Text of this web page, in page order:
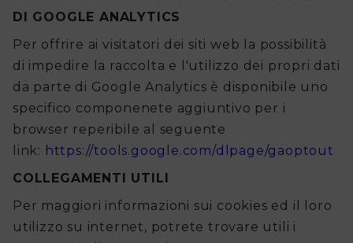
DI GOOGLE ANALYTICS
Per offrire ai visitatori dei siti web la possibilità
di impedire la raccolta e l'utilizzo dei propri dati
da parte di Google Analytics è disponibile uno
specifico componenete aggiuntivo per i
browser reperibile al seguente
link: https://tools.google.com/dlpage/gaoptout
COLLEGAMENTI UTILI
Per maggiori informazioni sui cookies ed il loro
utilizzo su internet, potrete trovare utili i